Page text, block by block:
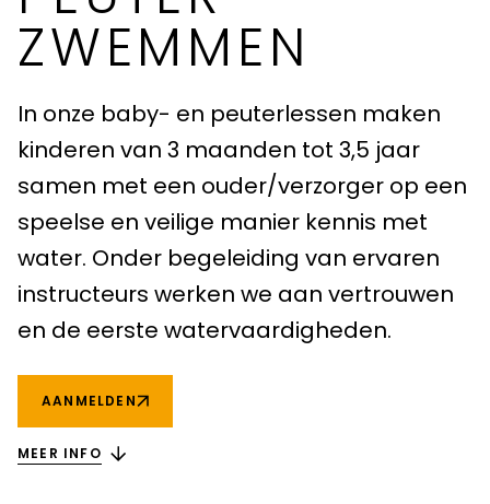
Almere
Amersfoort
Apeldoorn
Breda
Goirle
Maastricht
Tilburg
Meta Menu
OVER ONS
PROEFSPORTEN
ZWEMMEN
In onze baby- en peuterlessen maken
kinderen van 3 maanden tot 3,5 jaar
samen met een ouder/verzorger op een
speelse en veilige manier kennis met
water. Onder begeleiding van ervaren
instructeurs werken we aan vertrouwen
en de eerste watervaardigheden.
AANMELDEN
MEER INFO